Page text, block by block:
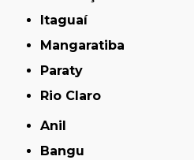
Itaguaí
Mangaratiba
Paraty
Rio Claro
Anil
Bangu